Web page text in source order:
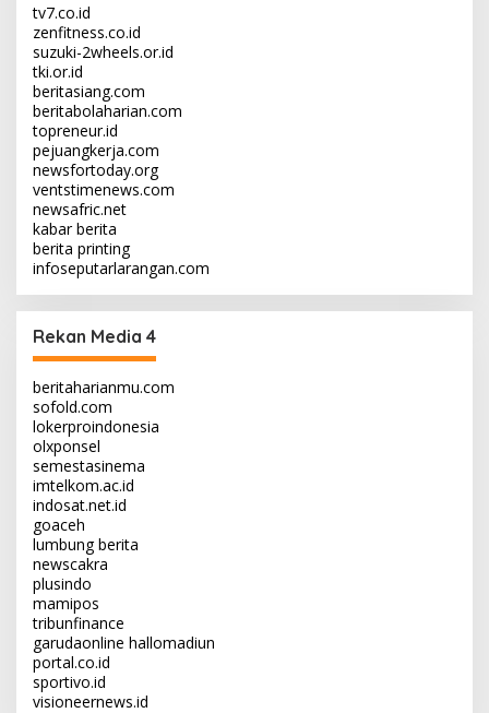
tv7.co.id
zenfitness.co.id
suzuki-2wheels.or.id
tki.or.id
beritasiang.com
beritabolaharian.com
topreneur.id
pejuangkerja.com
newsfortoday.org
ventstimenews.com
newsafric.net
kabar berita
berita printing
infoseputarlarangan.com
Rekan Media 4
beritaharianmu.com
sofold.com
lokerproindonesia
olxponsel
semestasinema
imtelkom.ac.id
indosat.net.id
goaceh
lumbung berita
newscakra
plusindo
mamipos
tribunfinance
garudaonline hallomadiun
portal.co.id
sportivo.id
visioneernews.id